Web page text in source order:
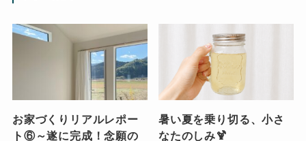
お家づくりリアルレポー
ト⑥～遂に完成！念願の
暑い夏を乗り切る、小さ
なたのしみ🍹